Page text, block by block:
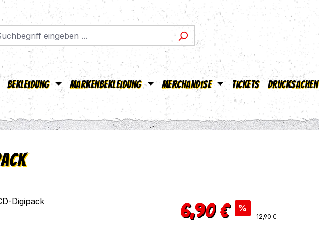
Bekleidung Markenbekleidung Merchandise Tickets Drucksachen
Verkaufspreis:
6,90 € %
Regulärer Preis:
12,90 €